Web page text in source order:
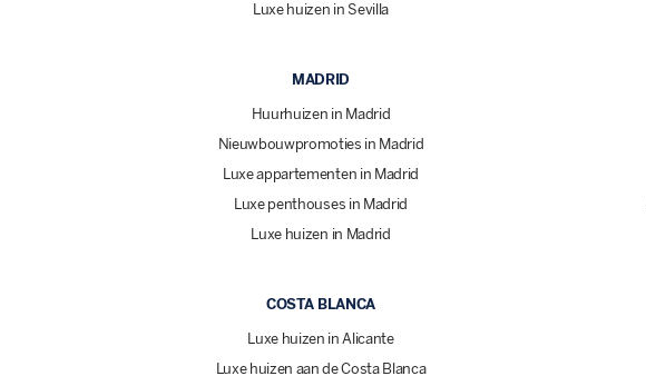
Luxe huizen in Sevilla
MADRID
Huurhuizen in Madrid
Nieuwbouwpromoties in Madrid
Luxe appartementen in Madrid
Luxe penthouses in Madrid
Luxe huizen in Madrid
COSTA BLANCA
Luxe huizen in Alicante
Luxe huizen aan de Costa Blanca